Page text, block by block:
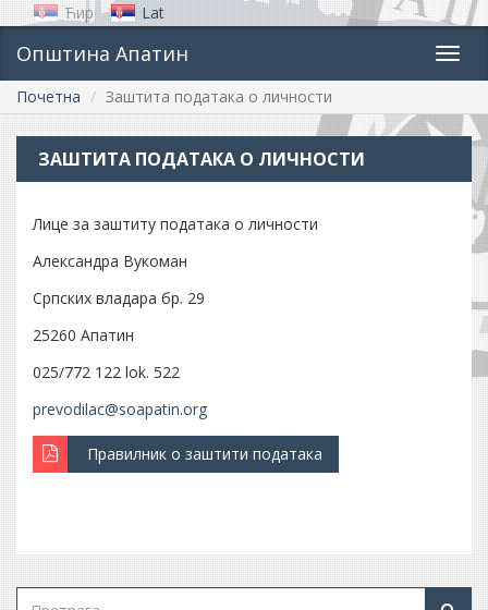
Ћир Lat
Општина Апатин
Почетна Заштита података о личности
ЗАШТИТА ПОДАТАКА О ЛИЧНОСТИ
Лице за заштиту података о личности
Александра Вукоман
Српских владара бр. 29
25260 Апатин
025/772 122 lok. 522
prevodilac@soapatin.org
Правилник о заштити података